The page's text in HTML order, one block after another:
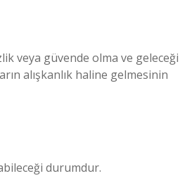
veya güvende olma ve geleceği
alışkanlık haline gelmesinin
durumdur.